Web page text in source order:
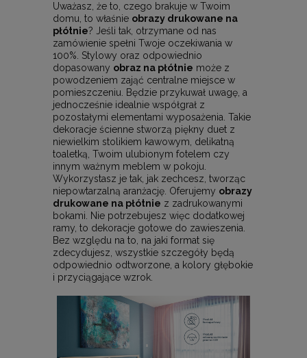
Uważasz, że to, czego brakuje w Twoim
domu, to właśnie obrazy drukowane na
płótnie? Jeśli tak, otrzymane od nas
zamówienie spełni Twoje oczekiwania w
100%. Stylowy oraz odpowiednio
dopasowany obraz na płótnie może z
powodzeniem zająć centralne miejsce w
pomieszczeniu. Będzie przykuwał uwagę, a
jednocześnie idealnie współgrał z
pozostałymi elementami wyposażenia. Takie
dekoracje ścienne stworzą piękny duet z
niewielkim stolikiem kawowym, delikatną
toaletką, Twoim ulubionym fotelem czy
innym ważnym meblem w pokoju.
Wykorzystasz je tak, jak zechcesz, tworząc
niepowtarzalną aranżację. Oferujemy obrazy
drukowane na płótnie z zadrukowanymi
bokami. Nie potrzebujesz więc dodatkowej
ramy, to dekoracje gotowe do zawieszenia.
Bez względu na to, na jaki format się
zdecydujesz, wszystkie szczegóły będą
odpowiednio odtworzone, a kolory głębokie
i przyciągające wzrok.